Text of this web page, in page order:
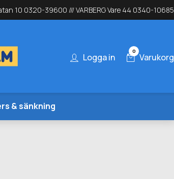
10 0320-39600 /// VARBERG Vare 44 0340-10685
Logga in
0
Varukorg
& sänkning